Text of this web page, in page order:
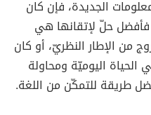
الجديدة، فإن كان
فأفضل حلّ لإتقانها هي
من الإطار النظريّ، أو كان
اليوميّة ومحاولة
طريقة للتمكّن من اللغة.